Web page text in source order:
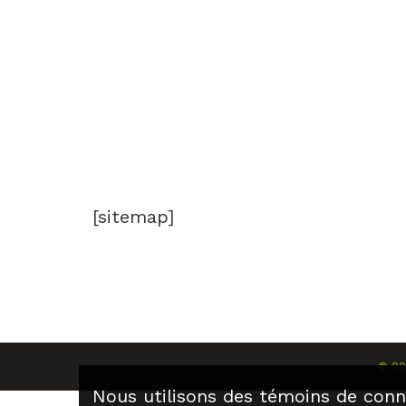
[sitemap]
©
Nous utilisons des témoins de